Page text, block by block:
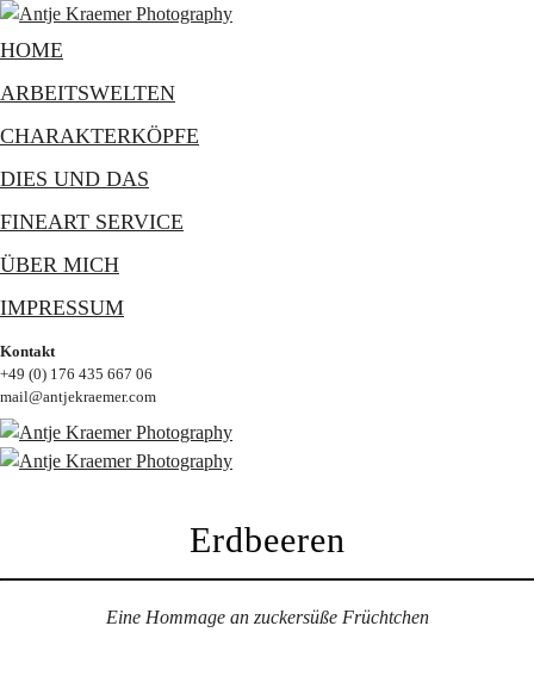
HOME
ARBEITSWELTEN
CHARAKTERKÖPFE
DIES UND DAS
FINEART SERVICE
ÜBER MICH
IMPRESSUM
Kontakt
+49 (0) 176 435 667 06
mail@antjekraemer.com
Erdbeeren
Eine Hommage an zuckersüße Früchtchen